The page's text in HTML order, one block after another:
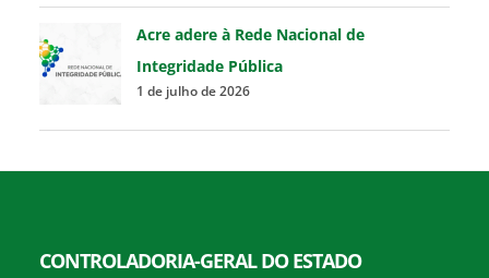
Acre adere à Rede Nacional de
Integridade Pública
1 de julho de 2026
CONTROLADORIA-GERAL DO ESTADO